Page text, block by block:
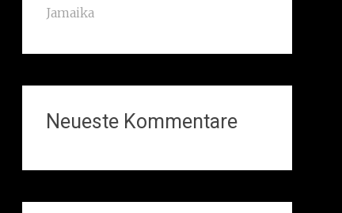
Jamaika
Neueste Kommentare